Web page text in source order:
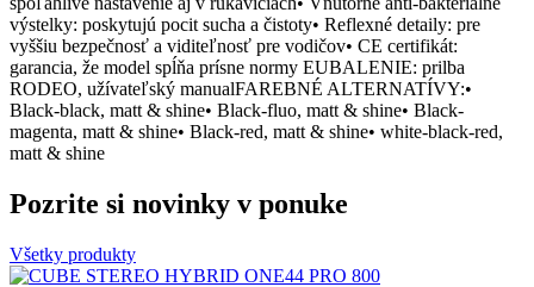
výstelky: poskytujú pocit sucha a čistoty• Reflexné detaily: pre
vyššiu bezpečnosť a viditeľnosť pre vodičov• CE certifikát:
garancia, že model spĺňa prísne normy EUBALENIE: prilba
RODEO, užívateľský manualFAREBNÉ ALTERNATÍVY:•
Black-black, matt & shine• Black-fluo, matt & shine• Black-
magenta, matt & shine• Black-red, matt & shine• white-black-red,
matt & shine
Pozrite si novinky v ponuke
Všetky produkty